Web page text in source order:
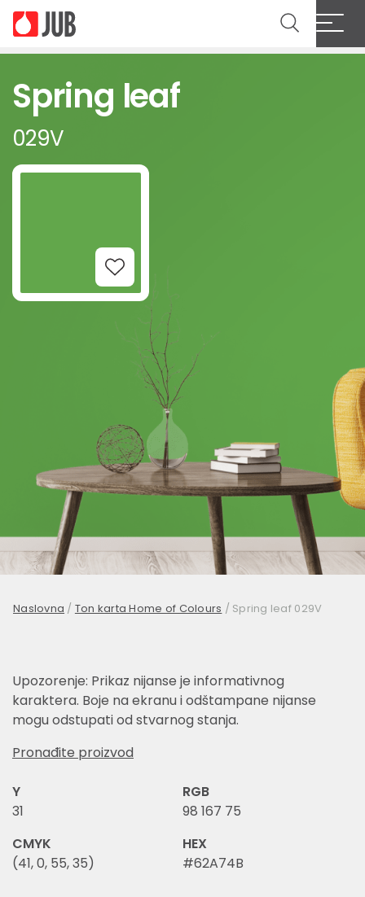
Spring leaf
029V
Add to Wishlist
Naslovna / Ton karta Home of Colours / Spring leaf 029V
Upozorenje: Prikaz nijanse je informativnog
karaktera. Boje na ekranu i odštampane nijanse
mogu odstupati od stvarnog stanja.
Pronađite proizvod
Y
31
RGB
98 167 75
CMYK
(41, 0, 55, 35)
HEX
#62A74B